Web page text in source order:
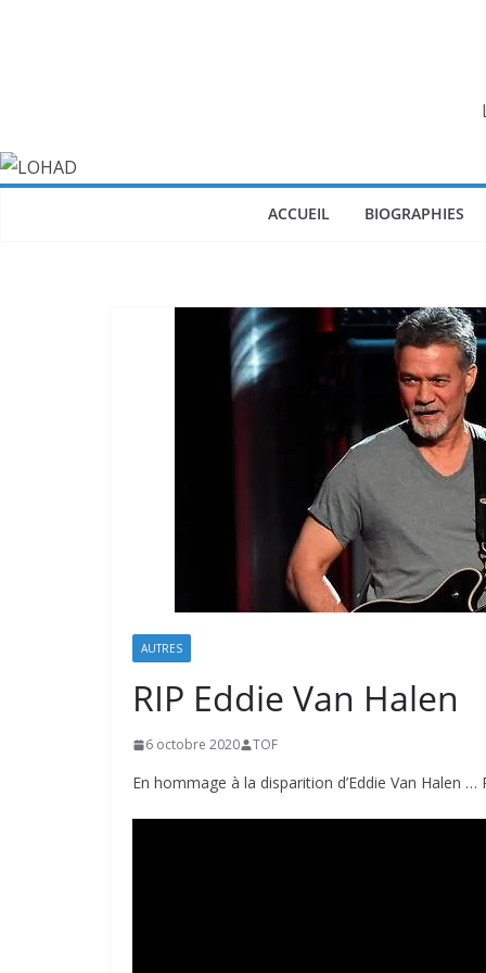
ACCUEIL BIOGRAPHIES
AUTRES
RIP Eddie Van Halen
6 octobre 2020 TOF
En hommage à la disparition d’Eddie Van Halen …